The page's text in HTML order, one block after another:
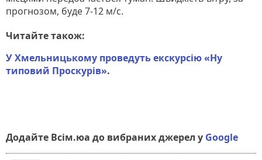
прогнозом, буде 7-12 м/с.
Читайте також:
У Хмельницькому проведуть екскурсію «Ну
типовий Проскурів».
Додайте Всім.юа до вибраних джерел у Google